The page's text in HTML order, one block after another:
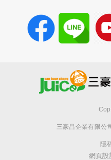
三豪昌企業有限公
隱
網頁